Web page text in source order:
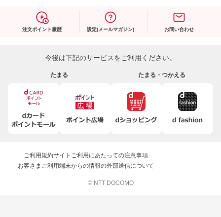
注文ポイント履歴 設定(メールマガジン) お問い合わせ
今後は下記のサービスをご利用ください。
たまる たまる・つかえる
ご利用規約サイトご利用にあたっての注意事項
お客さまご利用端末からの情報の外部送信について
© NTT DOCOMO